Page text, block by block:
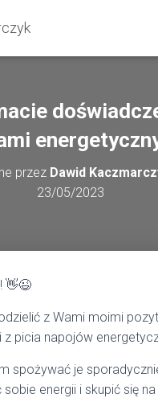
przez Dawid
23/05/2023
👋😉
z Wami moimi
picia napojów
spożywać je
energii i skupić się na